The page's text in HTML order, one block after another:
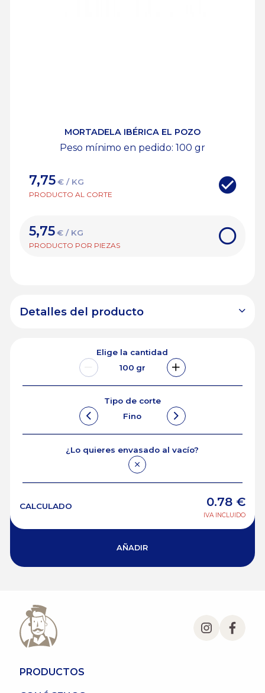
MORTADELA IBÉRICA EL POZO
Peso mínimo en pedido: 100 gr
7,75 € / KG
PRODUCTO AL CORTE
5,75 € / KG
PRODUCTO POR PIEZAS
Detalles del producto
Elige la cantidad
100 gr
Tipo de corte
Fino
¿Lo quieres envasado al vacío?
CALCULADO 0.78 €
IVA INCLUIDO
AÑADIR
PRODUCTOS